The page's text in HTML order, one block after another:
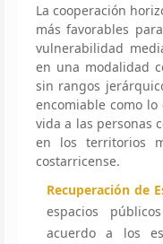
La cooperación
más favorables
vulnerabilidad
en una modalidad
sin rangos
encomiable como
vida a las personas
en los territorios
costarricense.
Recuperación de
espacios
acuerdo a los